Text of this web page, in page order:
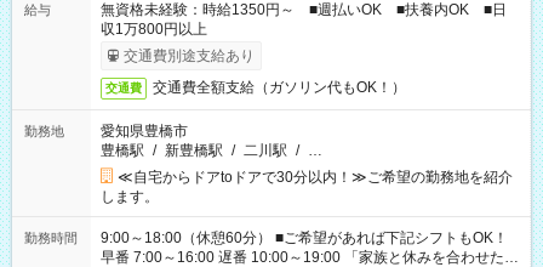
給与
無資格未経験：時給1350円～ ■週払いOK ■扶養内OK ■日
収1万800円以上
交通費別途支給あり
交通費 交通費全額支給（ガソリン代もOK！）
勤務地
愛知県豊橋市
豊橋駅 / 新豊橋駅 / 二川駅 / …
≪自宅からドアtoドアで30分以内！≫ご希望の勤務地を紹介
します。
勤務時間
9:00～18:00（休憩60分） ■ご希望があれば下記シフトもOK！
早番 7:00～16:00 遅番 10:00～19:00 「家族と休みを合わせた